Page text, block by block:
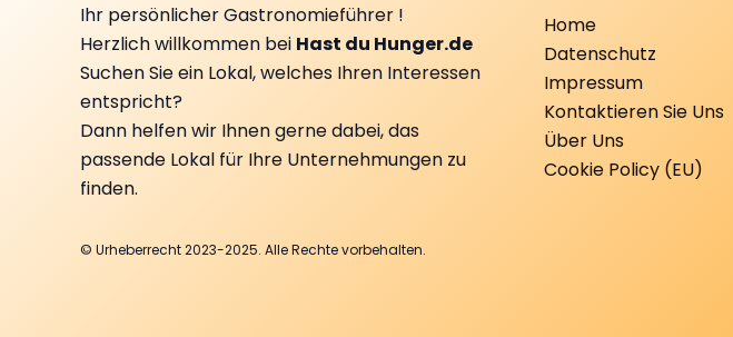
Ihr persönlicher Gastronomieführer !
Herzlich willkommen bei Hast du Hunger.de
Suchen Sie ein Lokal, welches Ihren Interessen
entspricht?
Dann helfen wir Ihnen gerne dabei, das
passende Lokal für Ihre Unternehmungen zu
finden.
© Urheberrecht 2023-2025. Alle Rechte vorbehalten.
Home
Datenschutz
Impressum
Kontaktieren Sie Uns
Über Uns
Cookie Policy (EU)